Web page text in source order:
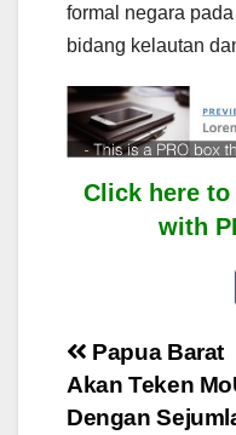
formal negara
bidang kelautan
Click here
with
Post
Papua Barat
Akan Teken
Dengan